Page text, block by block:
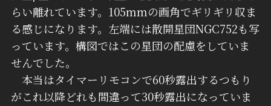
らい離れています。105mmの画角でギリギリ収ま
る感じになります。左端には散開星団NGC752も写
っています。構図ではこの星団の配慮をしていま
せんでした。
本当はタイマーリモコンで60秒露出するつもり
がこれ以降どれも間違って30秒露出になっていま